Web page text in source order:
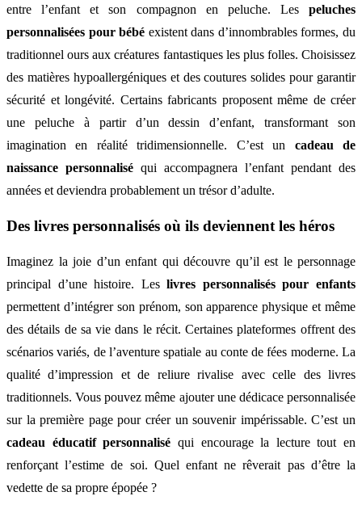
entre l’enfant et son compagnon en peluche. Les peluches
personnalisées pour bébé existent dans d’innombrables formes, du
traditionnel ours aux créatures fantastiques les plus folles. Choisissez
des matières hypoallergéniques et des coutures solides pour garantir
sécurité et longévité. Certains fabricants proposent même de créer
une peluche à partir d’un dessin d’enfant, transformant son
imagination en réalité tridimensionnelle. C’est un cadeau de
naissance personnalisé qui accompagnera l’enfant pendant des
années et deviendra probablement un trésor d’adulte.
Des livres personnalisés où ils deviennent les héros
Imaginez la joie d’un enfant qui découvre qu’il est le personnage
principal d’une histoire. Leslivres personnalisés pour enfants
permettent d’intégrer son prénom, son apparence physique et même
des détails de sa vie dans le récit. Certaines plateformes offrent des
scénarios variés, de l’aventure spatiale au conte de fées moderne. La
qualité d’impression et de reliure rivalise avec celle des livres
traditionnels. Vous pouvez même ajouter une dédicace personnalisée
sur la première page pour créer un souvenir impérissable. C’est un
cadeau éducatif personnalisé qui encourage la lecture tout en
renforçant l’estime de soi. Quel enfant ne rêverait pas d’être la
vedette de sa propre épopée ?